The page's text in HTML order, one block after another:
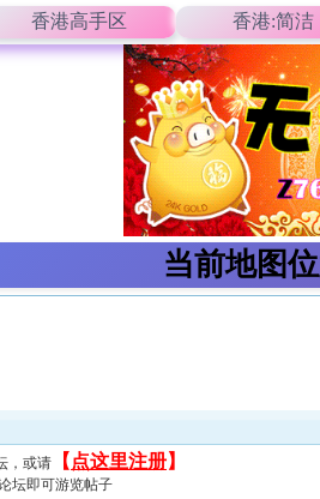
香港高手区 香港:简洁
当前地图
，或请 【 点这里注册】
坛即可游览帖子